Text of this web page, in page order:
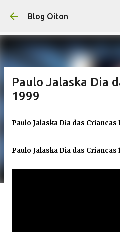
Pular para o
Blog Oiton
Paulo Jalaska Dia
1999
Paulo Jalaska Dia das Criancas
Paulo Jalaska Dia das